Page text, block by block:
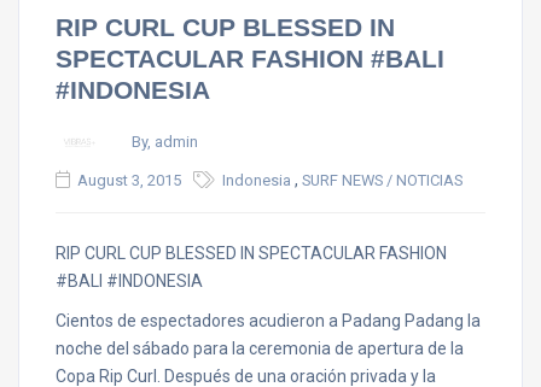
RIP CURL CUP BLESSED IN
SPECTACULAR FASHION #BALI
#INDONESIA
By, admin
August 3, 2015 Indonesia , SURF NEWS / NOTICIAS
RIP CURL CUP BLESSED IN SPECTACULAR FASHION
#BALI #INDONESIA
Cientos de espectadores acudieron a Padang Padang la
noche del sábado para la ceremonia de apertura de la
Copa Rip Curl. Después de una oración privada y la